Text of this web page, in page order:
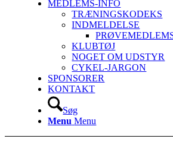
MEDLEMS-INFO
TRÆNINGSKODEKS
INDMELDELSE
KLUBTØJ
NOGET OM UDSTYR
CYKEL-JARGON
SPONSORER
KONTAKT
Søg
Menu Menu